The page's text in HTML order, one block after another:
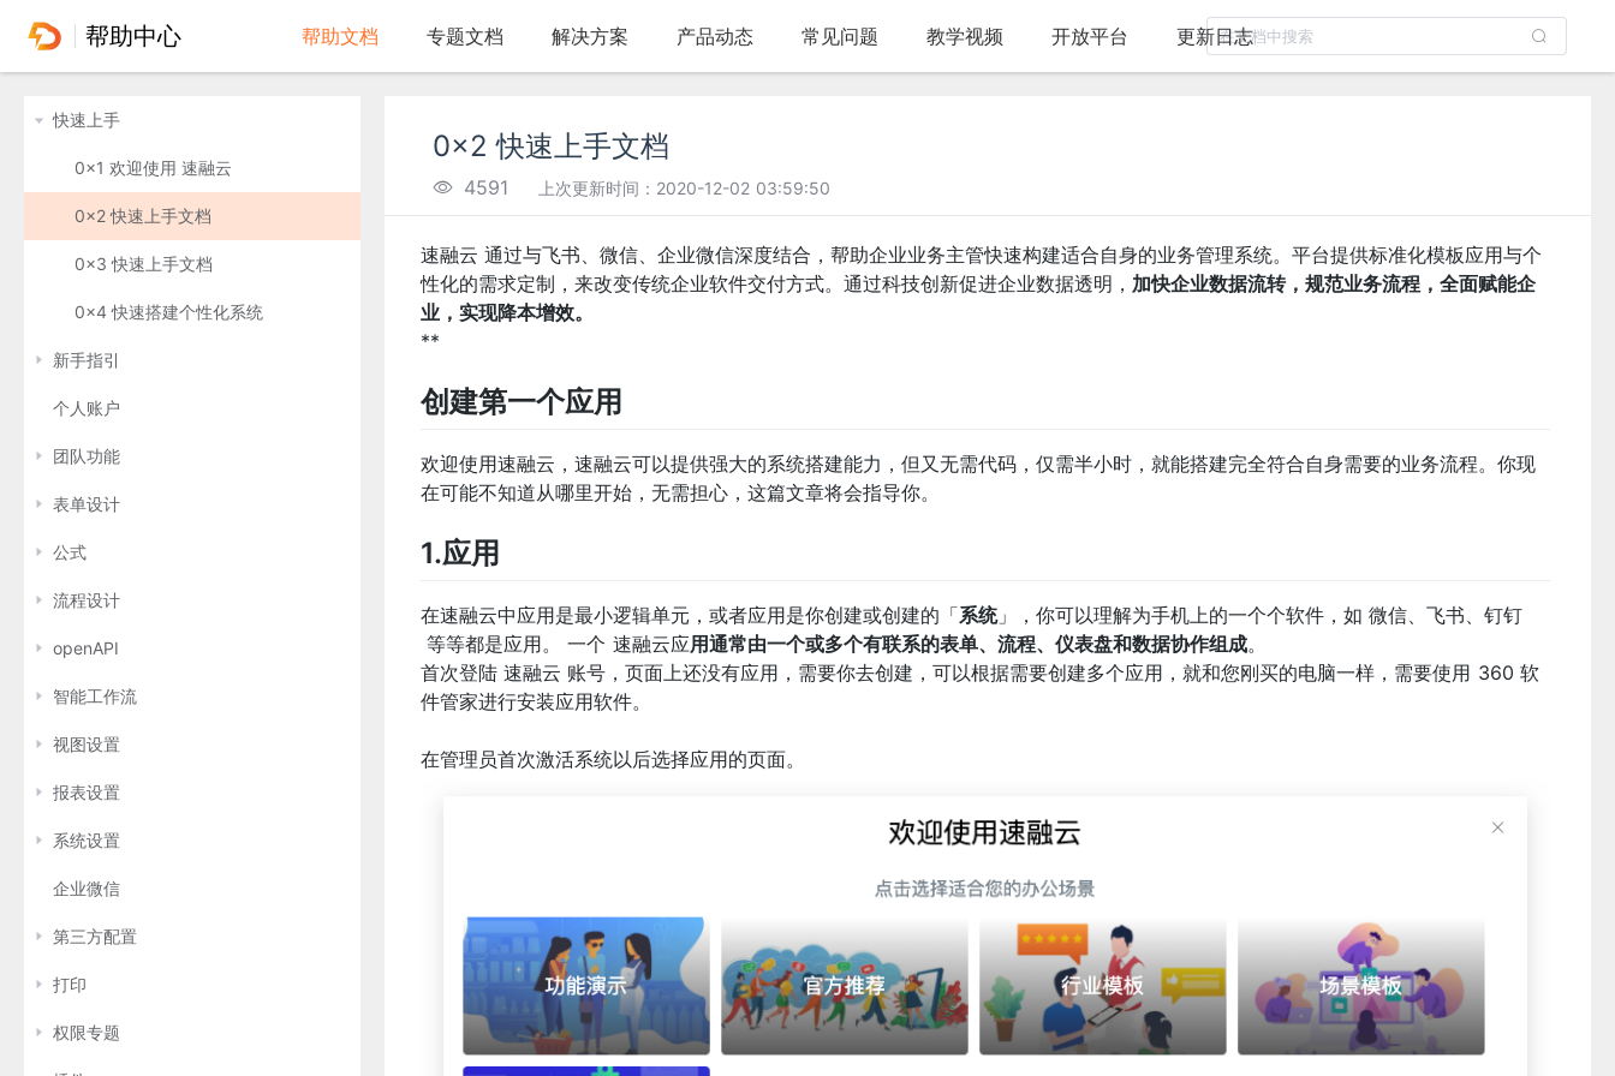
帮助中心 帮助文档 专题文档 解决方案 产品动态 常见问题 教学视频 开放平台 更新日志
快速上手
0x1 欢迎使用 速融云
0x2 快速上手文档
0x3 快速上手文档
0x4 快速搭建个性化系统
新手指引
个人账户
团队功能
表单设计
公式
流程设计
openAPI
智能工作流
视图设置
报表设置
系统设置
企业微信
第三方配置
打印
权限专题
0x2 快速上手文档
4591 上次更新时间：2020-12-02 03:59:50
速融云 通过与飞书、微信、企业微信深度结合，帮助企业业务主管快速构建适合自身的业务管理系统。平台提供标准化模板应用与个
性化的需求定制，来改变传统企业软件交付方式。通过科技创新促进企业数据透明， 加快企业数据流转，规范业务流程，全面赋能企
业，实现降本增效。
**
创建第一个应用
欢迎使用速融云，速融云可以提供强大的系统搭建能力，但又无需代码，仅需半小时，就能搭建完全符合自身需要的业务流程。你现
在可能不知道从哪里开始，无需担心，这篇文章将会指导你。
1.应用
在速融云中应用是最小逻辑单元，或者应用是你创建或创建的「系统」，你可以理解为手机上的一个个软件，如 微信、飞书、钉钉
等等都是应用。 一个 速融云应用通常由一个或多个有联系的表单、流程、仪表盘和数据协作组成。
首次登陆 速融云 账号，页面上还没有应用，需要你去创建，可以根据需要创建多个应用，就和您刚买的电脑一样，需要使用 360 软
件管家进行安装应用软件。
在管理员首次激活系统以后选择应用的页面。